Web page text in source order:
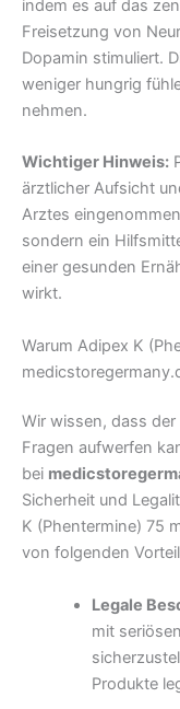
indem es auf das
Freisetzung von
Dopamin stimuliert.
weniger hungrig
nehmen.
Wichtiger Hinweis:
ärztlicher Aufsicht
Arztes
sondern ein
einer gesunden
wirkt.
Warum Adipex K
Wir wissen, dass
Fragen aufwerfen
bei
Sicherheit und
K (Phentermine) 75
von folgenden
Legale
mit
Produkte